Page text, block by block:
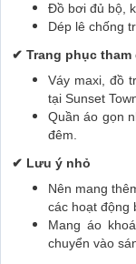
Đồ bơi đủ bộ,
Dép lê chống
✔ Trang phục tham
Váy maxi, đồ
tại Sunset
Quần áo gọn
đêm.
✔ Lưu ý nhỏ
Nên mang
các hoạt động
Mang áo
chuyển vào